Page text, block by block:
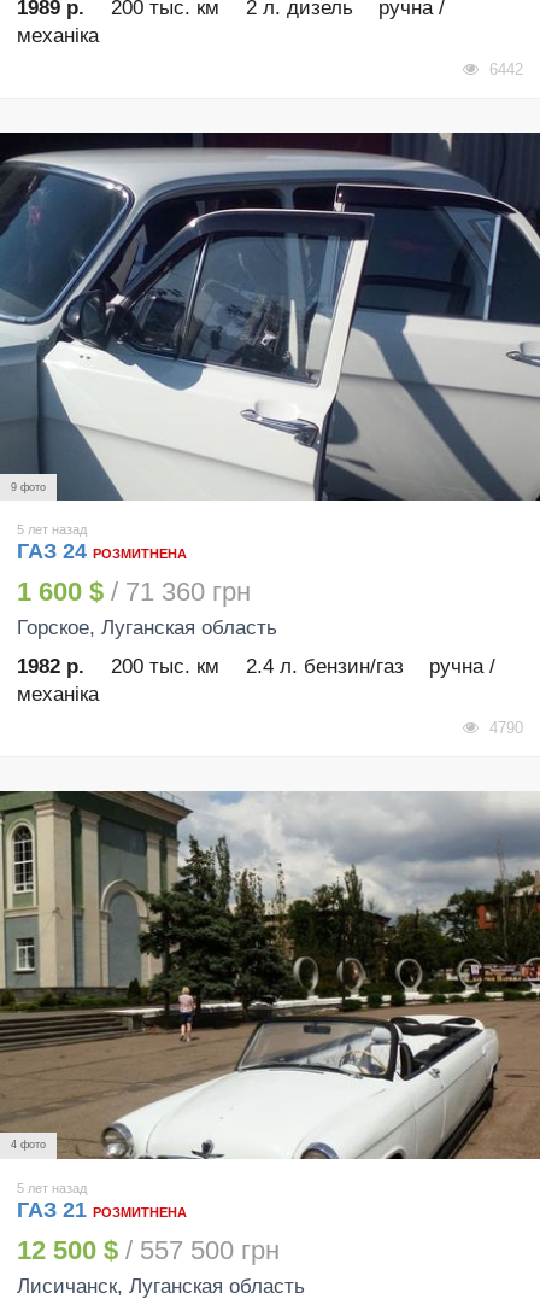
1989 р.
200 тыс. км 2 л. дизель
ручна /
механіка
6442
9 фото
5 лет назад
ГАЗ 24 РОЗМИТНЕНА
1 600 $ / 71 360 грн
Горское, Луганская область
1982 р.
200 тыс. км 2.4 л. бензин/газ
ручна /
механіка
4790
4 фото
5 лет назад
ГАЗ 21 РОЗМИТНЕНА
12 500 $ / 557 500 грн
Лисичанск, Луганская область